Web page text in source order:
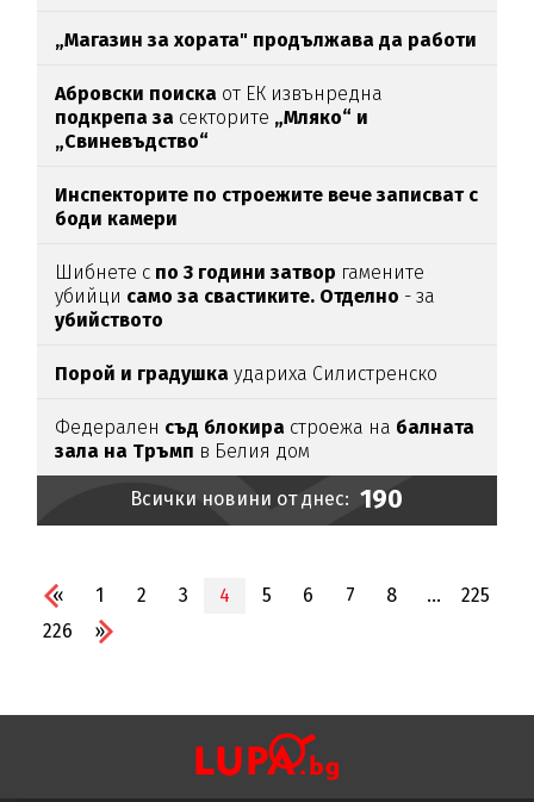
„Магазин за хората" продължава да работи
Абровски поиска от ЕК извънредна
подкрепа за секторите „Мляко“ и
„Свиневъдство“
Инспекторите по строежите вече записват с
боди камери
Шибнете с по 3 години затвор гамените
убийци само за свастиките. Отделно - за
убийството
Порой и градушка удариха Силистренско
Федерален съд блокира строежа на балната
зала на Тръмп в Белия дом
Всички новини от днес: 190
« 1 2 3 4 5 6 7 8 ...
225
226
»